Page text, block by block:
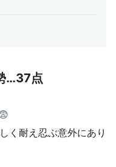
…37点
く耐え忍ぶ意外にあり